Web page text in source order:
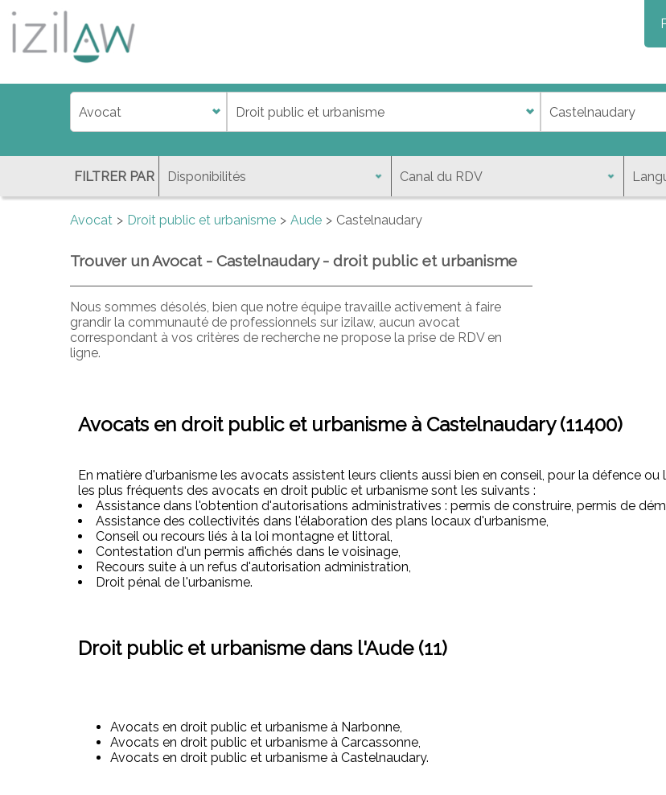
jdadi
fl
FILTRER PAR
Avocat Droit public et urbanisme Aude Castelnaudary
Trouver un Avocat - Castelnaudary - droit public et urbanisme
Nous sommes désolés, bien que notre équipe travaille activement à faire
grandir la communauté de professionnels sur izilaw, aucun avocat
correspondant à vos critères de recherche ne propose la prise de RDV en
ligne.
Avocats en droit public et urbanisme à Castelnaudary (11400)
En matière d'urbanisme les avocats assistent leurs clients aussi bien en conseil, pour la défence
les plus fréquents des avocats en droit public et urbanisme sont les suivants :
Assistance dans l'obtention d'autorisations administratives : permis de construire, permis de
Assistance des collectivités dans l'élaboration des plans locaux d'urbanisme,
Conseil ou recours liés à la loi montagne et littoral,
Contestation d'un permis affichés dans le voisinage,
Recours suite à un refus d'autorisation administration,
Droit pénal de l'urbanisme.
Droit public et urbanisme dans l'Aude (11)
Avocats en droit public et urbanisme à Narbonne,
Avocats en droit public et urbanisme à Carcassonne,
Avocats en droit public et urbanisme à Castelnaudary.